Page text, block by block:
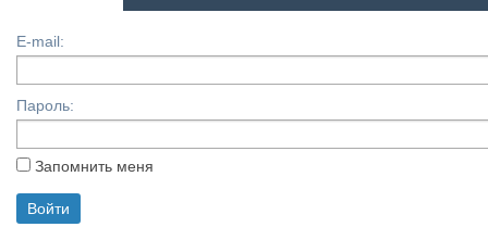
E-mail:
Пароль:
Запомнить меня